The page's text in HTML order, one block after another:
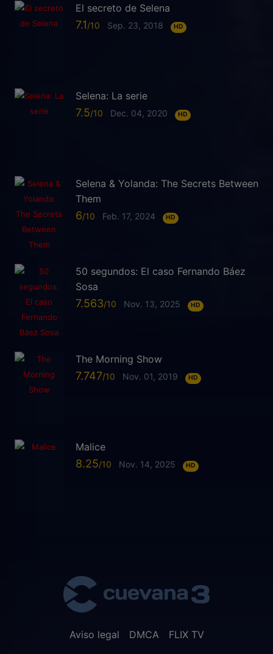
El secreto de Selena
7.1 Sep. 23, 2018 HD
Selena: La serie
7.5 Dec. 04, 2020 HD
Selena & Yolanda: The Secrets Between
Them
6 Feb. 17, 2024 HD
50 segundos: El caso Fernando Báez
Sosa
7.563 Nov. 13, 2025 HD
The Morning Show
7.747 Nov. 01, 2019 HD
Malice
8.25 Nov. 14, 2025 HD
Aviso legal DMCA FLIX TV